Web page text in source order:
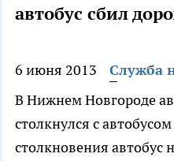
автобус сбил
6 июня 2013
Служба
В Нижнем Новгороде
столкнулся с
столкновения автобус